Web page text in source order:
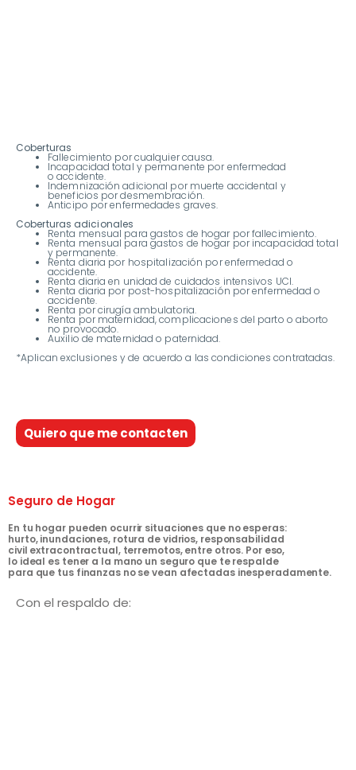
Coberturas
Fallecimiento por cualquier causa.
Incapacidad total y permanente por enfermedad
o accidente.
Indemnización adicional por muerte accidental y
beneficios por desmembración.
Anticipo por enfermedades graves.
Coberturas adicionales
Renta mensual para gastos de hogar por fallecimiento.
Renta mensual para gastos de hogar por incapacidad total
y permanente.
Renta diaria por hospitalización por enfermedad o
accidente.
Renta diaria en unidad de cuidados intensivos UCI.
Renta diaria por post-hospitalización por enfermedad o
accidente.
Renta por cirugía ambulatoria.
Renta por maternidad, complicaciones del parto o aborto
no provocado.
Auxilio de maternidad o paternidad.
*Aplican exclusiones y de acuerdo a las condiciones contratadas.
Quiero que me contacten
Seguro de Hogar
En tu hogar pueden ocurrir situaciones que no esperas:
hurto, inundaciones, rotura de vidrios, responsabilidad
civil extracontractual, terremotos, entre otros. Por eso,
lo ideal es tener a la mano un seguro que te respalde
para que tus finanzas no se vean afectadas inesperadamente.
Con el respaldo de: